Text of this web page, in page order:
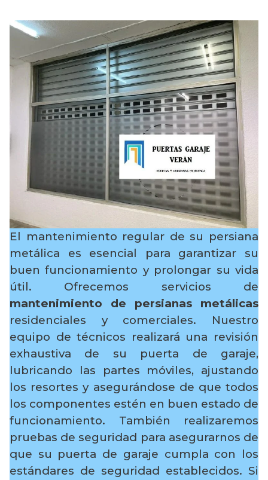
El mantenimiento regular de su persiana
metálica es esencial para garantizar su
buen funcionamiento y prolongar su vida
útil. Ofrecemos servicios de
mantenimiento de persianas metálicas
residenciales y comerciales. Nuestro
equipo de técnicos realizará una revisión
exhaustiva de su puerta de garaje,
lubricando las partes móviles, ajustando
los resortes y asegurándose de que todos
los componentes estén en buen estado de
funcionamiento. También realizaremos
pruebas de seguridad para asegurarnos de
que su puerta de garaje cumpla con los
estándares de seguridad establecidos. Si